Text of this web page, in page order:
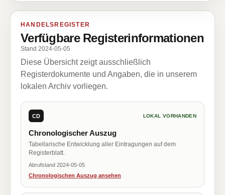
HANDELSREGISTER
Verfügbare Registerinformationen
Stand 2024-05-05
Diese Übersicht zeigt ausschließlich
Registerdokumente und Angaben, die in unserem
lokalen Archiv vorliegen.
CD LOKAL VORHANDEN
Chronologischer Auszug
Tabellarische Entwicklung aller Eintragungen auf dem
Registerblatt.
Abrufstand 2024-05-05
Chronologischen Auszug ansehen